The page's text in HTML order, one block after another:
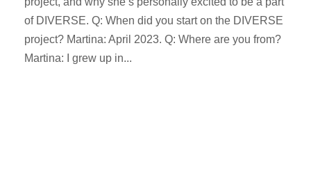
of DIVERSE. Q: When did you start on the DIVERSE
project? Martina: April 2023. Q: Where are you from?
Martina: I grew up in...